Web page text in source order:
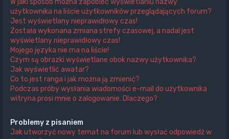
W jaki sposób można zapobiec wyświetlaniu nazwy
użytkownika na liście użytkowników przeglądających forum?
Jest wyświetlany nieprawidłowy czas!
Została wykonana zmiana strefy czasowej, a nadal jest
wyświetlany nieprawidłowy czas!
Mojego języka nie ma na liście!
Czym są obrazki wyświetlane obok nazwy użytkownika?
Jak wyświetlić awatar?
Co to jest ranga i jak można ją zmienić?
Podczas próby wysłania wiadomości e-mail do użytkownika
witryna prosi mnie o zalogowanie. Dlaczego?
Problemy z pisaniem
Jak utworzyć nowy temat na forum lub wysłać odpowiedź w